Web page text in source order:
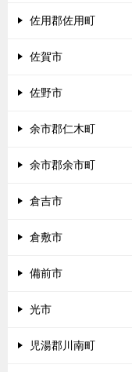
佐用郡佐用町
佐賀市
佐野市
余市郡仁木町
余市郡余市町
倉吉市
倉敷市
備前市
光市
児湯郡川南町